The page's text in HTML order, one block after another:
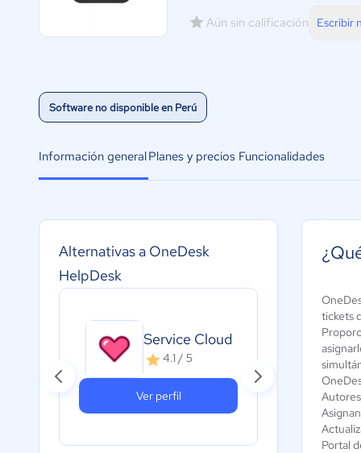
Aún sin calificación Escribir
Software no disponible en Perú
Información generalPlanes y precios Funcionalidades
Alternativas a OneDesk
HelpDesk
Service Cloud
4.1 / 5
Ver perfil
tickets
Portal